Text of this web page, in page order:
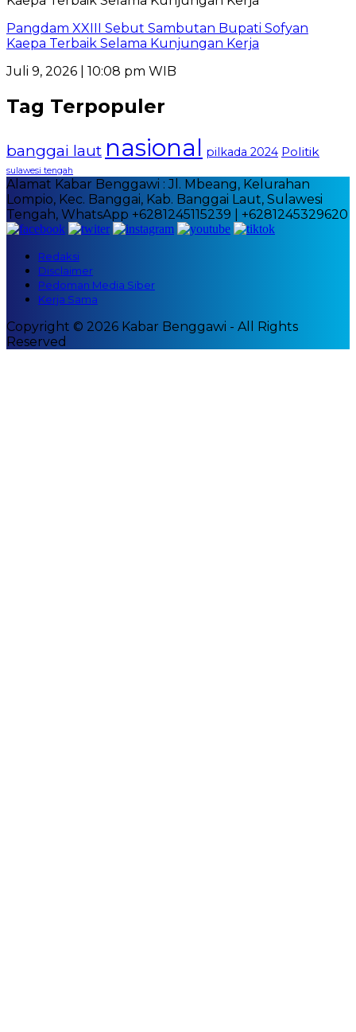
Pangdam XXIII Sebut Sambutan Bupati Sofyan
Kaepa Terbaik Selama Kunjungan Kerja
Juli 9, 2026 | 10:08 pm WIB
Tag Terpopuler
banggai laut nasional pilkada 2024 Politik
sulawesi tengah
Alamat Kabar Benggawi : Jl. Mbeang, Kelurahan
Lompio, Kec. Banggai, Kab. Banggai Laut, Sulawesi
Tengah, WhatsApp +6281245115239 | +6281245329620
Redaksi
Disclaimer
Pedoman Media Siber
Kerja Sama
Copyright © 2026 Kabar Benggawi - All Rights
Reserved